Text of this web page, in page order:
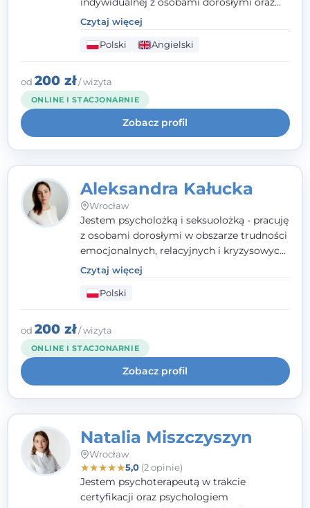
parami. Specjalizuję się w obszarze zdrowia
seksualnego, żałoby, kryzysów życiowych i
wypalenia zawodowego. Pracuję w języku
polskim i angielskim, w podejściu
humanistycznym, opartym na
partnerstwie i podmiotowości klienta.
Czytaj więcej
Polski Angielski
od 200 zł/ wizyta
ONLINE I STACJONARNIE
Zobacz profil
Aleksandra Kałucka
Wrocław
Jestem psycholożką i seksuolożką - pracuję
z osobami dorosłymi w obszarze trudności
emocjonalnych, relacyjnych i kryzysowych,
w tym z osobami po doświadczeniach
przemocy. Ukończyłam psychologię
kliniczną oraz studia podyplomowe z
interwencji kryzysowej i seksuologii
klinicznej na SWPS we Wrocławiu. W pracy
kieruję się empatią, etyką zawodową i
uważnością na potrzeby klienta.
Czytaj więcej
Polski
od 200 zł/ wizyta
ONLINE I STACJONARNIE
Zobacz profil
Natalia Miszczyszyn
Wrocław
★★★★★5,0(2 opinie)
Jestem psychoterapeutą w trakcie
certyfikacji oraz psychologiem